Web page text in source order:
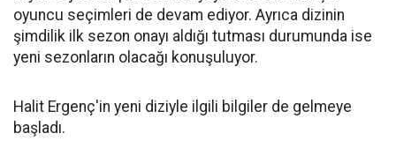
oyuncu seçimleri de devam ediyor. Ayrıca dizinin
şimdilik ilk sezon onayı aldığı tutması durumunda ise
yeni sezonların olacağı konuşuluyor.
Halit Ergenç'in yeni diziyle ilgili bilgiler de gelmeye
başladı.